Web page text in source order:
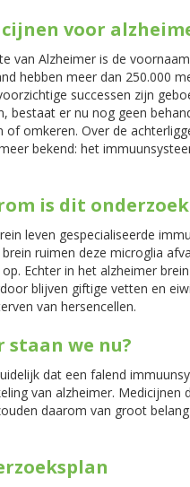
voor
van Alzheimer is de
hebben meer dan 250.000
successen zijn
bestaat er nu nog geen
of omkeren. Over de
bekend: het
is dit
leven gespecialiseerde
ruimen deze microglia
Echter in het alzheimer
blijven giftige vetten en
van hersencellen.
staan we nu?
dat een falend
van alzheimer.
daarom van groot